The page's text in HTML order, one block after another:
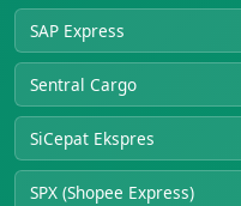
SAP Express
Sentral Cargo
SiCepat Ekspres
SPX (Shopee Express)